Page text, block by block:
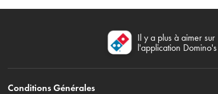
Il y a plus à aimer sur
l'application Domino's
Conditions Générales